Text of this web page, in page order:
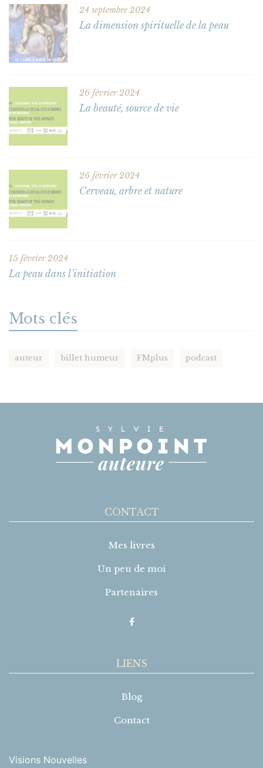
24 septembre 2024
La dimension spirituelle de la peau
26 février 2024
La beauté, source de vie
26 février 2024
Cerveau, arbre et nature
15 février 2024
La peau dans l’initiation
Mots clés
auteur billet humeur FMplus podcast
CONTACT
Mes livres
Un peu de moi
Partenaires
LIENS
Blog
Contact
Visions Nouvelles